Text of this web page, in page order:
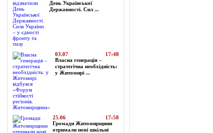
День Української
Державності. Сил ...
03.07
17:48
Власна генерація –
стратегічна необхідність:
у Житомирі ...
25.06
17:58
Громади Житомирщини
отримали нові шкільні